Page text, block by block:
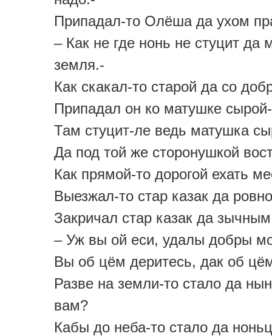
Припадал-то Олёша да ухом
– Как не где нонь не стуцит да
земля.-
Как скакал-то старой да со
Припадал он ко матушке
Там стуцит-ле ведь матушка
Да под той же сторонушкой
Как прямой-то дорогой ехать
Выезжал-то стар казак да
Закричал стар казак да
– Уж вы ой еси, удалы добры
Вы об цём деритесь, дак об
Разве на земли-то стало да
вам?
Кабы до неба-то стало да